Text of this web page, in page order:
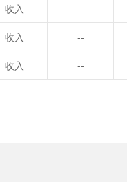
收入 --
收入 --
收入 --